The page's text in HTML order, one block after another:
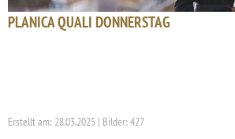
PLANICA QUALI DONNERSTAG
Erstellt am: 28.03.2025 | Bilder: 427